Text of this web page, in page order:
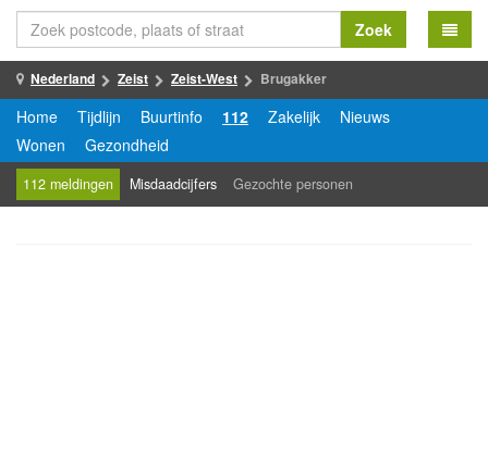
Zoek
Nederland Zeist Zeist-West Brugakker
Home Tijdlijn Buurtinfo 112 Zakelijk
Nieuws
Wonen
Gezondheid
112 meldingen Misdaadcijfers Gezochte personen